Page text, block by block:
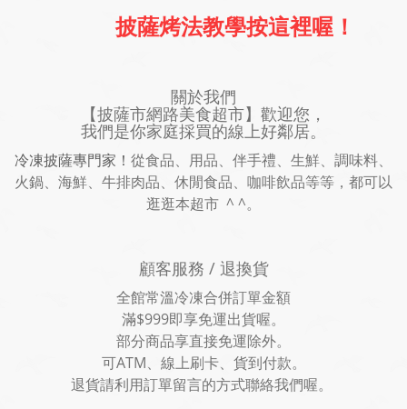
披薩烤法教學按這裡喔！
關於我們
【披薩市網路美食超市】歡迎您，
我們是你家庭採買的線上好鄰居。
冷凍披薩專門家！ 從食品、用品、伴手禮、生鮮、調味料、
火鍋、海鮮、牛排肉品、休閒食品、咖啡飲品等等，都可以
逛逛本超市 ^ ^。
顧客服務 / 退換貨
全館常溫冷凍合併訂單金額
滿$999即享免運出貨喔。
部分商品享直接免運除外。
可ATM、線上刷卡、貨到付款。
退貨請利用訂單留言的方式聯絡我們喔。